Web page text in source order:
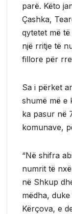
parë. Këto
Çashka,
qytetet më
një rritje të
fillore për
Sa i përket
shumë më e
ka pasur në
komunave,
“Në shifra
numrit të
në Shkup
mëdha,
Kërçova, e